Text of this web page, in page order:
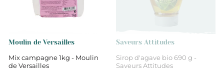
Moulin de Versailles
Mix campagne 1kg - Moulin
de Versailles
Saveurs Attitudes
Sirop d'agave bio 690 g -
Saveurs Attitudes